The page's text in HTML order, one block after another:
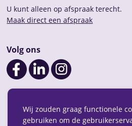
Wij zouden graag functionele
gebruiken om de
U kunt alleen op afspraak terecht.
Maak direct een afspraak
Volg ons